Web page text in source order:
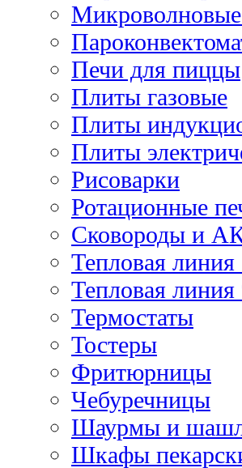
Печи для пиццы
Плиты газовые
Плиты
Плиты
Рисоварки
Ротационные
Сковороды и
Тепловая линия
Тепловая линия
Термостаты
Тостеры
Фритюрницы
Чебуречницы
Шаурмы и
Шкафы